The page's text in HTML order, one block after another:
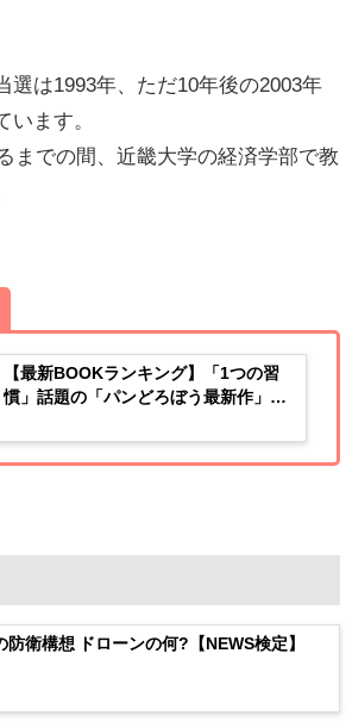
選は1993年、ただ10年後の2003年
います。
までの間、近畿大学の経済学部で教
【最新BOOKランキング】「1つの習
慣」話題の「パンどろぼう最新作」も
防衛構想 ドローンの何?【NEWS検定】